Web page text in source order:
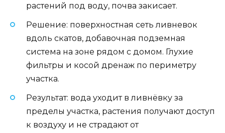
растений под воду, почва закисает.
Решение: поверхностная сеть ливневок
вдоль скатов, добавочная подземная
система на зоне рядом с домом. Глухие
фильтры и косой дренаж по периметру
участка.
Результат: вода уходит в ливнёвку за
пределы участка, растения получают доступ
к воздуху и не страдают от